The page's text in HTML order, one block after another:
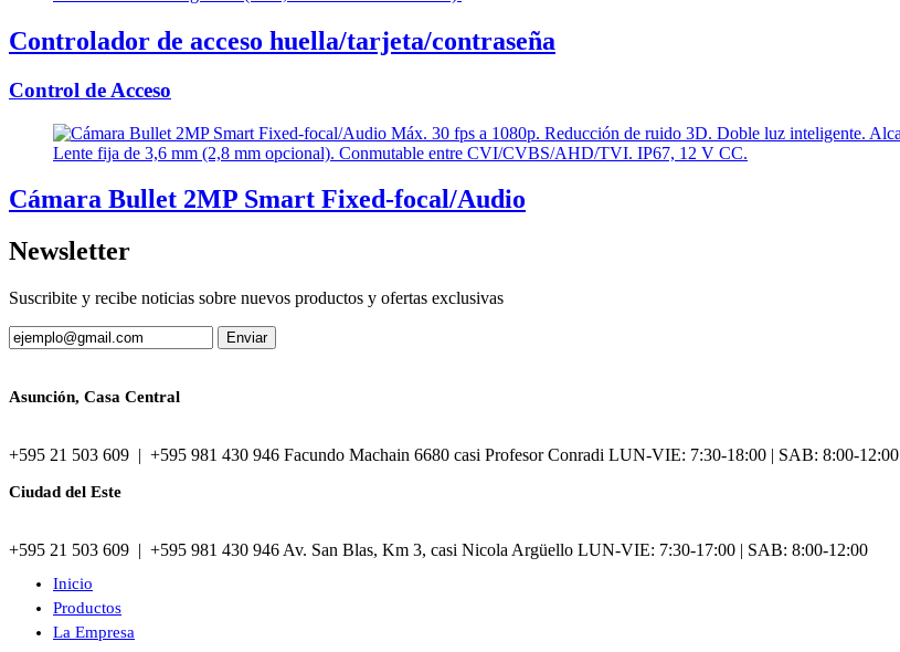
Controlador de acceso huella/tarjeta/contraseña
Control de Acceso
Cámara Bullet 2MP Smart Fixed-focal/Audio
Newsletter
Suscribite y recibe noticias sobre nuevos productos y ofertas exclusivas
Asunción, Casa Central
+595 21 503 609 | +595 981 430 946 Facundo Machain 6680 casi Profesor Conradi LUN-VIE: 7:30-18:00 | SAB: 8:00-12:00
Ciudad del Este
+595 21 503 609 | +595 981 430 946 Av. San Blas, Km 3, casi Nicola Argüello LUN-VIE: 7:30-17:00 | SAB: 8:00-12:00
Inicio
Productos
La Empresa